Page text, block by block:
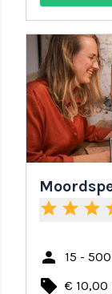
star star star
person 15 -
local_offer € 10,00